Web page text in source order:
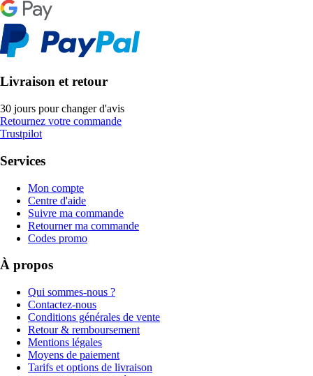
Livraison et retour
30 jours pour changer d'avis
Retournez votre commande
Trustpilot
Services
Mon compte
Centre d'aide
Suivre ma commande
Retourner ma commande
Codes promo
À propos
Qui sommes-nous ?
Contactez-nous
Conditions générales de vente
Retour & remboursement
Mentions légales
Moyens de paiement
Tarifs et options de livraison